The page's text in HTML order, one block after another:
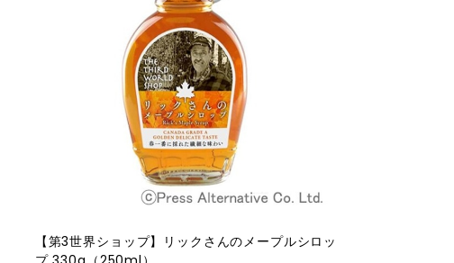
【第3世界ショップ】リックさんのメープルシロッ